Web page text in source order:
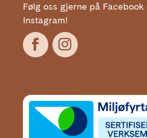
Følg oss gjerne på Facebook
Instagram!